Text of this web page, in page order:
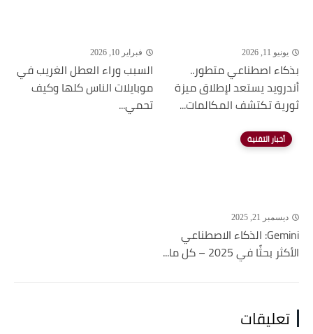
يونيو 11, 2026
بذكاء اصطناعي متطور..
أندرويد يستعد لإطلاق ميزة
ثورية تكتشف المكالمات...
فبراير 10, 2026
السبب وراء العطل الغريب في
موبايلات الناس كلها وكيف
تحمي...
أخبار التقنية
ديسمبر 21, 2025
Gemini: الذكاء الاصطناعي
الأكثر بحثًا في 2025 – كل ما...
تعليقات